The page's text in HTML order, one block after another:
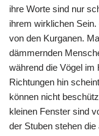
ihre Worte sind nur
ihrem wirklichen
von den Kurganen.
dämmernden
während die Vögel im
Richtungen hin
können nicht
kleinen Fenster sind
der Stuben stehen